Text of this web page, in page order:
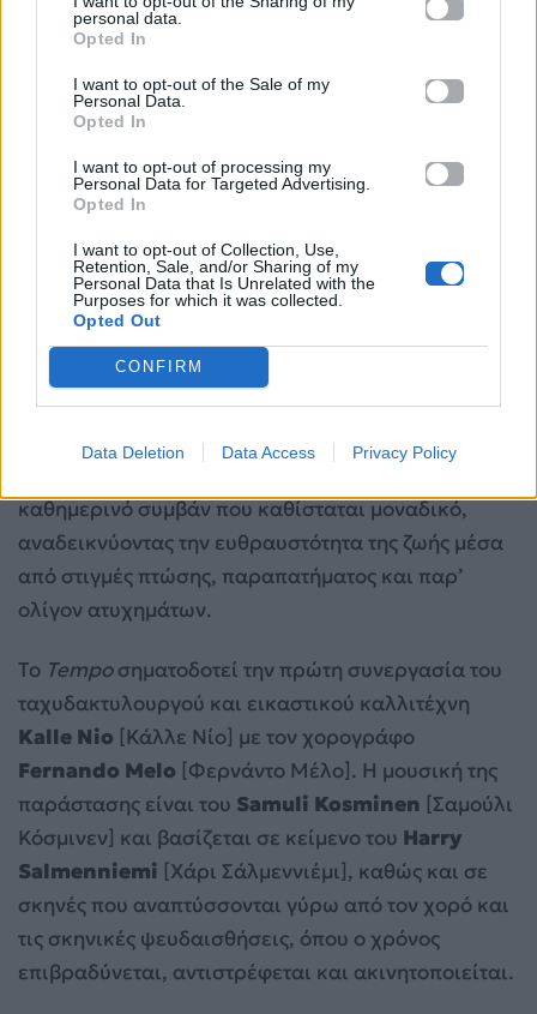
personal data.
Opted In
I want to opt-out of the Sale of my
Personal Data.
Opted In
I want to opt-out of processing my
Personal Data for Targeted Advertising.
Opted In
I want to opt-out of Collection, Use,
Retention, Sale, and/or Sharing of my
Personal Data that Is Unrelated with the
Purposes for which it was collected.
Opted Out
CONFIRM
Data Deletion Data Access Privacy Policy
Μέγαρο Χορού Καλαμάτας
Κεντρική Σκηνή
είναι μια συναρπαστική εξερεύνηση του
χρόνου: της επιτάχυνσης, της επιβράδυνσης και
των στιγμών εκείνων όπου ο χρόνος μοιάζει να
καθημερινό συμβάν που καθίσταται μοναδικό,
αναδεικνύοντας την ευθραυστότητα της ζωής μέσα
από στιγμές πτώσης, παραπατήματος και παρ’
ολίγον ατυχημάτων.
Το Tempoσηματοδοτεί την πρώτη συνεργασία του
ταχυδακτυλουργού και εικαστικού καλλιτέχνη
Kalle Nio [Κάλλε Νίο] με τον χορογράφο
Fernando Melo [Φερνάντο Μέλο]. Η μουσική της
παράστασης είναι του Samuli Kosminen [Σαμούλι
Κόσμινεν] και βασίζεται σε κείμενο του Harry
Salmenniemi [Χάρι Σάλμεννιέμι], καθώς και σε
σκηνές που αναπτύσσονται γύρω από τον χορό και
τις σκηνικές ψευδαισθήσεις, όπου ο χρόνος
επιβραδύνεται, αντιστρέφεται και ακινητοποιείται.